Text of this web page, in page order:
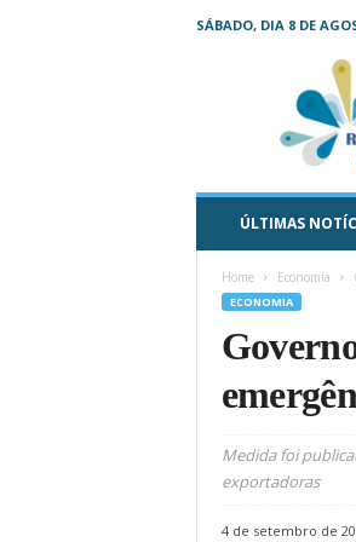
SÁBADO, DIA 8 DE
ÚLTIMAS
Home Economia
ECONOMIA
Medida foi
exportadoras
4 de setembro de